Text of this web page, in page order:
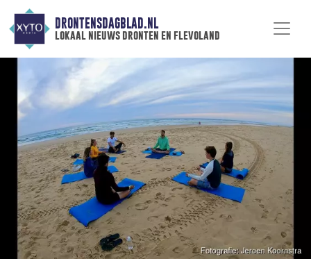
DRONTENSDAGBLAD.NL
lokaal nieuws dronten en flevoland